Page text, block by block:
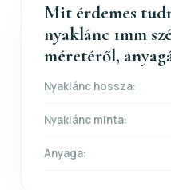
Mit érdemes
nyaklánc 1mm
méretéről,
Nyaklánc hossza:
Nyaklánc minta:
Anyaga: